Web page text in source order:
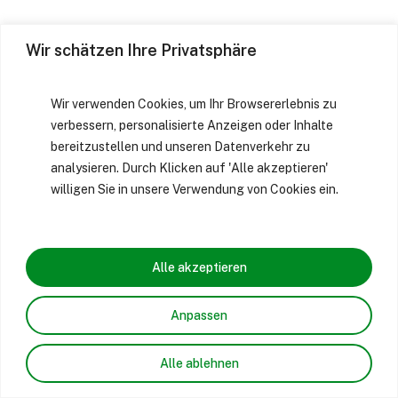
Wir schätzen Ihre Privatsphäre
Wir verwenden Cookies, um Ihr Browsererlebnis zu
verbessern, personalisierte Anzeigen oder Inhalte
bereitzustellen und unseren Datenverkehr zu
analysieren. Durch Klicken auf 'Alle akzeptieren'
willigen Sie in unsere Verwendung von Cookies ein.
Anpassen
Alle ablehnen
Alle akzeptieren